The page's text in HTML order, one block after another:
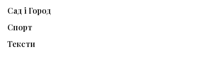
Сад і Город
Спорт
Тексти